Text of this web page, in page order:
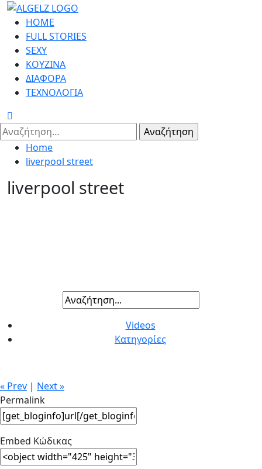
Skip
content
Primary
Menu
HOME
FULL STORIES
SEXY
ΚΟΥΖΙΝΑ
ΔΙΑΦΟΡΑ
ΤΕΧΝΟΛΟΓΙΑ
Αναζήτηση
για:
Home
liverpool street
liverpool street
Videos
Κατηγορίες
« Prev | Next »
Permalink
Embed Κώδικας